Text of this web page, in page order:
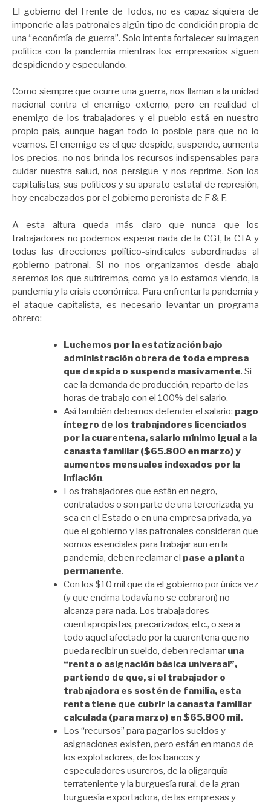
El gobierno del Frente de Todos, no es capaz siquiera de
imponerle a las patronales algún tipo de condición propia de
una “económía de guerra”. Solo intenta fortalecer su imagen
política con la pandemia mientras los empresarios siguen
despidiendo y especulando.
Como siempre que ocurre una guerra, nos llaman a la unidad
nacional contra el enemigo externo, pero en realidad el
enemigo de los trabajadores y el pueblo está en nuestro
propio país, aunque hagan todo lo posible para que no lo
veamos. El enemigo es el que despide, suspende, aumenta
los precios, no nos brinda los recursos indispensables para
cuidar nuestra salud, nos persigue y nos reprime. Son los
capitalistas, sus políticos y su aparato estatal de represión,
hoy encabezados por el gobierno peronista de F & F.
A esta altura queda más claro que nunca que los
trabajadores no podemos esperar nada de la CGT, la CTA y
todas las direcciones político-sindicales subordinadas al
gobierno patronal. Si no nos organizamos desde abajo
seremos los que sufriremos, como ya lo estamos viendo, la
pandemia y la crisis económica. Para enfrentar la pandemia y
el ataque capitalista, es necesario levantar un programa
obrero:
Luchemos por la estatización bajo
administración obrera de toda empresa
que despida o suspenda masivamente. Si
cae la demanda de producción, reparto de las
horas de trabajo con el 100% del salario.
Así también debemos defender el salario: pago
íntegro de los trabajadores licenciados
por la cuarentena, salario mínimo igual a la
canasta familiar ($65.800 en marzo) y
aumentos mensuales indexados por la
inflación.
Los trabajadores que están en negro,
contratados o son parte de una tercerizada, ya
sea en el Estado o en una empresa privada, ya
que el gobierno y las patronales consideran que
somos esenciales para trabajar aun en la
pandemia, deben reclamar el pase a planta
permanente.
Con los $10 mil que da el gobierno por única vez
(y que encima todavía no se cobraron) no
alcanza para nada. Los trabajadores
cuentapropistas, precarizados, etc., o sea a
todo aquel afectado por la cuarentena que no
pueda recibir un sueldo, deben reclamar una
“renta o asignación básica universal”,
partiendo de que, si el trabajador o
trabajadora es sostén de familia, esta
renta tiene que cubrir la canasta familiar
calculada (para marzo) en $65.800 mil.
Los “recursos” para pagar los sueldos y
asignaciones existen, pero están en manos de
los explotadores, de los bancos y
especuladores usureros, de la oligarquía
terrateniente y la burguesía rural, de la gran
burguesía exportadora, de las empresas y